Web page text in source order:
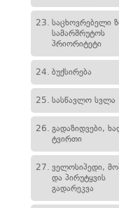
23. საცხოვრებელი
სამარშრუტოს
პრიორიტეტი
24. ბუქსირება
25. სასწავლო სვლა
26. გადაზიდვები,
ტვირთი
27. ველოსიპედი,
და პირუტყვის
გადარეკვა